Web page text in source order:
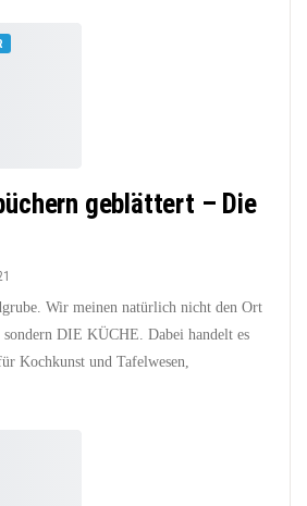
geblättert – Die
Wir meinen natürlich nicht den Ort
sondern DIE KÜCHE. Dabei handelt es
Kochkunst und Tafelwesen,